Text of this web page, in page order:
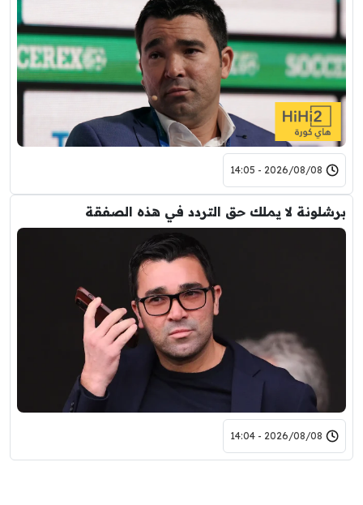
2026/08/08 - 14:05
برشلونة لا يملك حق التردد في هذه الصفقة
2026/08/08 - 14:04